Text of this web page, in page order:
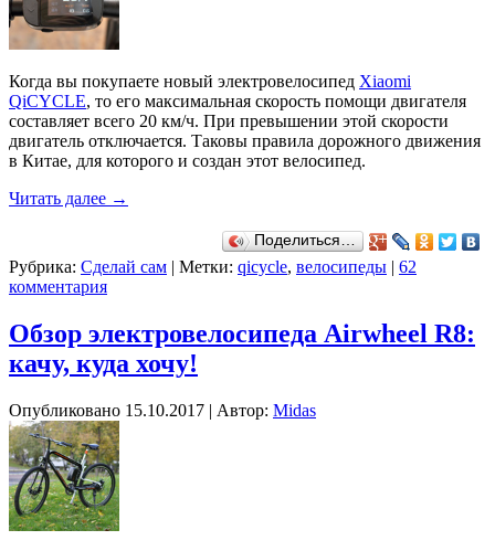
Когда вы покупаете новый электровелосипед Xiaomi
QiCYCLE, то его максимальная скорость помощи двигателя
составляет всего 20 км/ч. При превышении этой скорости
двигатель отключается. Таковы правила дорожного движения
в Китае, для которого и создан этот велосипед.
Читать далее →
Поделиться…
Рубрика: Сделай сам | Метки: qicycle, велосипеды | 62
комментария
Обзор электровелосипеда Airwheel R8:
качу, куда хочу!
Опубликовано 15.10.2017 | Автор: Midas